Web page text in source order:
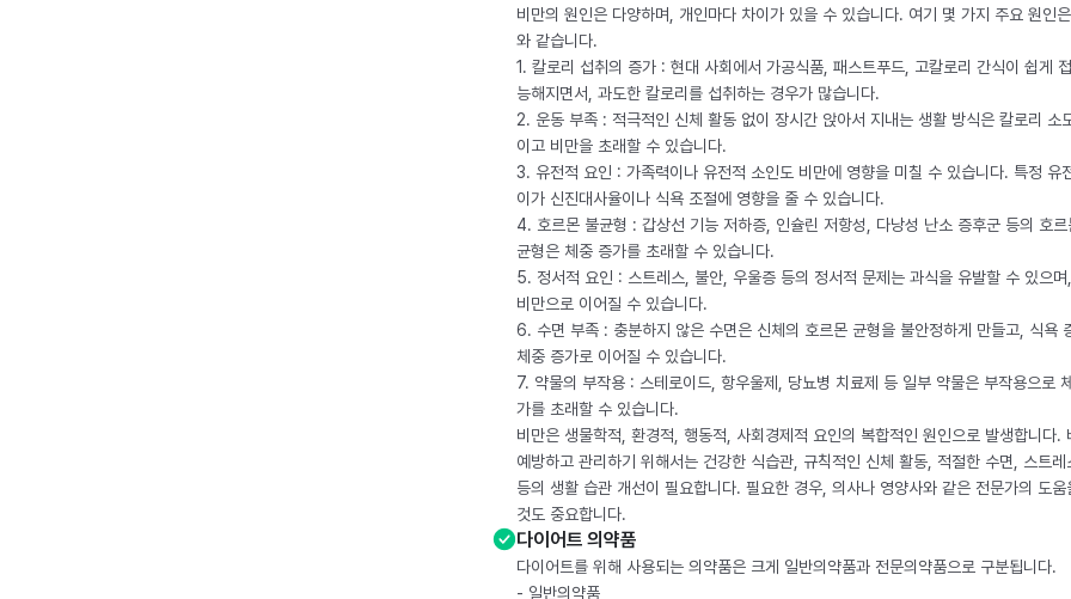
비만의 원인은 다양하며, 개인마다 차이가 있을 수 있습니다. 여기 몇 가지 주요 원인
와 같습니다.
1. 칼로리 섭취의 증가 : 현대 사회에서 가공식품, 패스트푸드, 고칼로리 간식이 쉽게
능해지면서, 과도한 칼로리를 섭취하는 경우가 많습니다.
2. 운동 부족 : 적극적인 신체 활동 없이 장시간 앉아서 지내는 생활 방식은 칼로리 소
이고 비만을 초래할 수 있습니다.
3. 유전적 요인 : 가족력이나 유전적 소인도 비만에 영향을 미칠 수 있습니다. 특정 유
이가 신진대사율이나 식욕 조절에 영향을 줄 수 있습니다.
4. 호르몬 불균형 : 갑상선 기능 저하증, 인슐린 저항성, 다낭성 난소 증후군 등의 호르
균형은 체중 증가를 초래할 수 있습니다.
5. 정서적 요인 : 스트레스, 불안, 우울증 등의 정서적 문제는 과식을 유발할 수 있으
비만으로 이어질 수 있습니다.
6. 수면 부족 : 충분하지 않은 수면은 신체의 호르몬 균형을 불안정하게 만들고, 식욕
체중 증가로 이어질 수 있습니다.
7. 약물의 부작용 : 스테로이드, 항우울제, 당뇨병 치료제 등 일부 약물은 부작용으로
가를 초래할 수 있습니다.
비만은 생물학적, 환경적, 행동적, 사회경제적 요인의 복합적인 원인으로 발생합니다.
예방하고 관리하기 위해서는 건강한 식습관, 규칙적인 신체 활동, 적절한 수면, 스트레
등의 생활 습관 개선이 필요합니다. 필요한 경우, 의사나 영양사와 같은 전문가의 도움
것도 중요합니다.
다이어트 의약품
다이어트를 위해 사용되는 의약품은 크게 일반의약품과 전문의약품으로 구분됩니다.
- 일반의약품